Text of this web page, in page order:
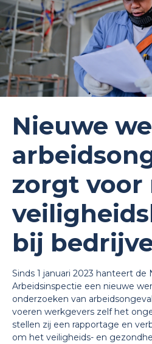
Nieuwe
zorgt voor
bij
Sinds 1 januari 2023 hanteert de
Arbeidsinspectie een nieuwe
onderzoeken van
voeren werkgevers zelf het
stellen zij een rapportage en
om het veiligheids- en